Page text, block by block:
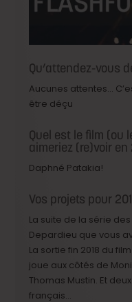
Qu’attendez-vous
Aucunes attentes…
être déçu
Quel est le film (ou
aimeriez (re)voir en
Daphné Patakia!
Vos projets pour
La suite de la série des
Depardieu que vous
La sortie fin 2018 du film
joue aux côtés de
Thomas Mustin. Et
français…